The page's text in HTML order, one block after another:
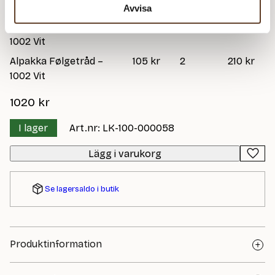
Avvisa
Alpakka Følgetråd –
1002 Vit
105 kr 2 210 kr
Alpakka Følgetråd –
1002 Vit
105 kr 2 210 kr
1020 kr
I lager Art.nr: LK-100-000058
Lägg i varukorg
Se lagersaldo i butik
Produktinformation